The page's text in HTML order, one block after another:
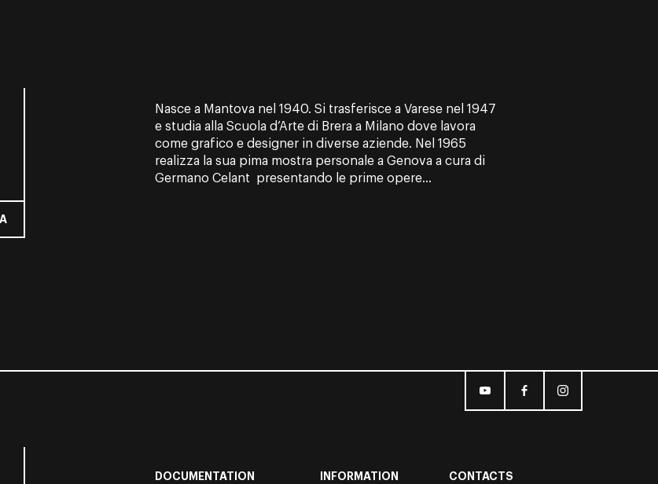
Nasce a Mantova nel 1940. Si trasferisce a Varese nel 1947
e studia alla Scuola d’Arte di Brera a Milano dove lavora
come grafico e designer in diverse aziende. Nel 1965
realizza la sua pima mostra personale a Genova a cura di
Germano Celant presentando le prime opere...
DOCUMENTATION INFORMATION CONTACTS